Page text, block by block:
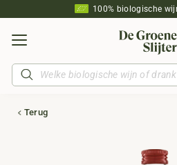
100% biologische
Producten
zoeken
Terug